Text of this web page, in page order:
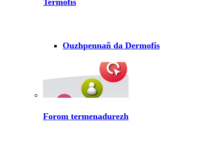
Ouzhpennañ da Dermofis
Forom termenadurezh